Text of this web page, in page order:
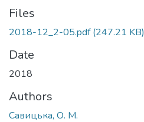
Files
2018-12_2-05.pdf(247.21 KB)
Date
2018
Authors
Савицька, О. М.